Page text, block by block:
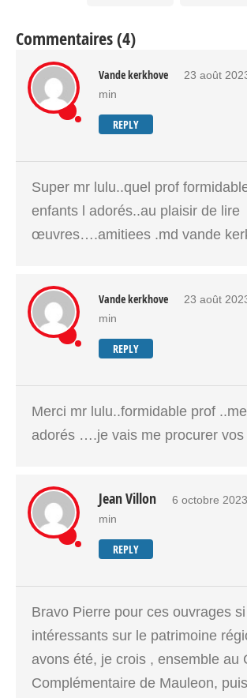
Commentaires (4)
Vande kerkhove
23 août
min
REPLY
Super mr lulu..quel prof
enfants l adorés..au plaisir de lire
œuvres….amitiees .md vande
Vande kerkhove
23 août
min
REPLY
Merci mr lulu..formidable prof
adorés ….je vais me procurer
Jean Villon
6 octobre
min
REPLY
Bravo Pierre pour ces ouvrages si
intéressants sur le patrimoine
avons été, je crois , ensemble au
Complémentaire de Mauleon,